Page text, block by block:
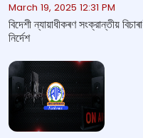
March 19, 2025 12:31 PM
বিদেশী ন্যায়াধীকৰণ সংক্রান্তীয়
নিৰ্দেশ